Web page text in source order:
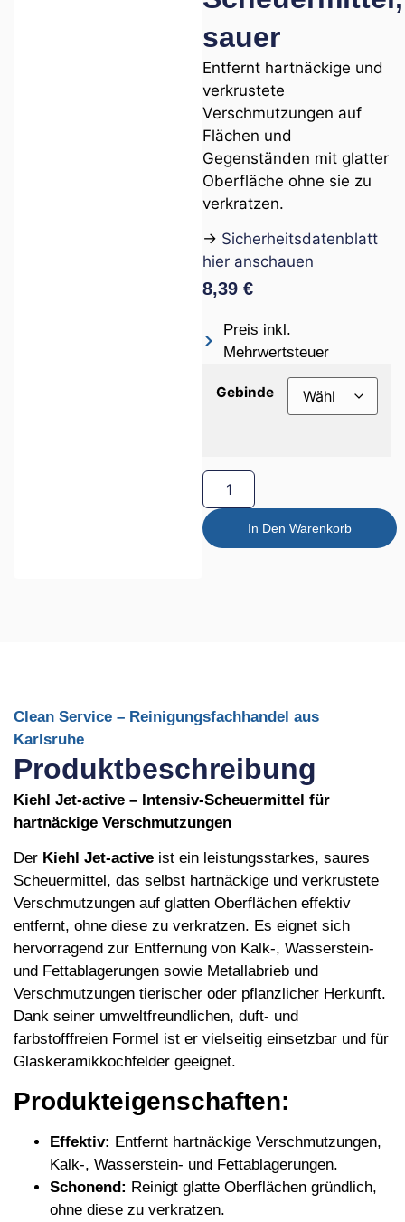
sauer
Entfernt hartnäckige und
verkrustete
Verschmutzungen auf
Flächen und
Gegenständen mit glatter
Oberfläche ohne sie zu
verkratzen.
→ Sicherheitsdatenblatt
hier anschauen
8,39 €
Preis inkl.
Mehrwertsteuer
Gebinde
In Den Warenkorb
Clean Service – Reinigungsfachhandel aus
Karlsruhe
Produktbeschreibung
Kiehl Jet-active – Intensiv-Scheuermittel für
hartnäckige Verschmutzungen
Der Kiehl Jet-active ist ein leistungsstarkes, saures
Scheuermittel, das selbst hartnäckige und verkrustete
Verschmutzungen auf glatten Oberflächen effektiv
entfernt, ohne diese zu verkratzen. Es eignet sich
hervorragend zur Entfernung von Kalk-, Wasserstein-
und Fettablagerungen sowie Metallabrieb und
Verschmutzungen tierischer oder pflanzlicher Herkunft.
Dank seiner umweltfreundlichen, duft- und
farbstofffreien Formel ist er vielseitig einsetzbar und für
Glaskeramikkochfelder geeignet.
Produkteigenschaften:
Effektiv: Entfernt hartnäckige Verschmutzungen,
Kalk-, Wasserstein- und Fettablagerungen.
Schonend: Reinigt glatte Oberflächen gründlich,
ohne diese zu verkratzen.